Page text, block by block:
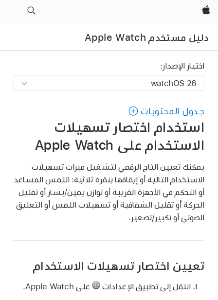
Apple‏
دليل مستخدم Apple Watch
اختيار الإصدار:
جدول المحتويات
استخدام اختصار تسهيلات
الاستخدام على Apple Watch
يمكنك تعيين التاج الرقمي لتشغيل ميزات تسهيلات
الاستخدام التالية أو إيقافها بنقرة ثلاثية: اللمس المساعد
أو التحكم في الأجهزة القريبة أو توازن يمين/يسار أو تقليل
الحركة أو تقليل الشفافية أو تسهيلات اللمس أو التعليق
الصوتي أو تكبير/تصغير.
تعيين اختصار تسهيلات الاستخدام
انتقل إلى تطبيق الإعدادات على Apple Watch.